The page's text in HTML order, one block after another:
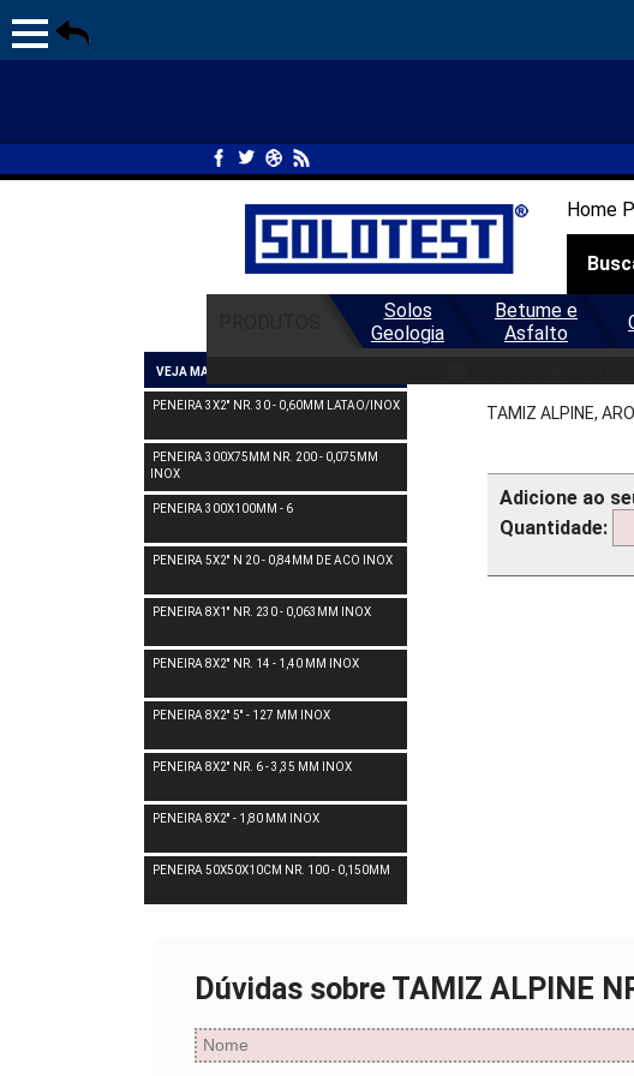
Home
Solos
Geologia
Betume e
Asfalto
VEJA MAIS PENEIRA
PENEIRA 3X2'' NR. 30 - 0,60MM LATAO/INOX
PENEIRA 300X75MM NR. 200 - 0,075MM
INOX
PENEIRA 300X100MM - 6
PENEIRA 5X2'' N 20 - 0,84MM DE ACO INOX
PENEIRA 8X1'' NR. 230 - 0,063MM INOX
PENEIRA 8X2'' NR. 14 - 1,40 MM INOX
PENEIRA 8X2'' 5'' - 127 MM INOX
PENEIRA 8X2'' NR. 6 - 3,35 MM INOX
PENEIRA 8X2'' - 1,80 MM INOX
PENEIRA 50X50X10CM NR. 100 - 0,150MM
TAMIZ ALPINE,
Adicione ao
Quantidade:
Dúvidas sobre TAMIZ ALPINE